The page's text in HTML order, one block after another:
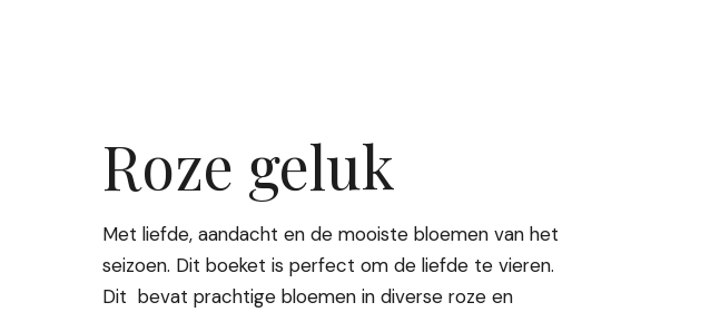
Roze geluk
Met liefde, aandacht en de mooiste bloemen van het
seizoen. Dit boeket is perfect om de liefde te vieren.
Dit bevat prachtige bloemen in diverse roze en